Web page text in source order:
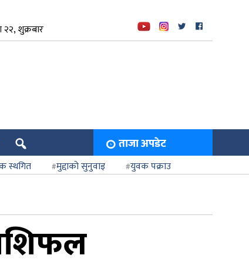
शुक्रबार
ताजा अपडेट
स्थगित मुद्दाको सुनुवाइ
युवक पक्राउ